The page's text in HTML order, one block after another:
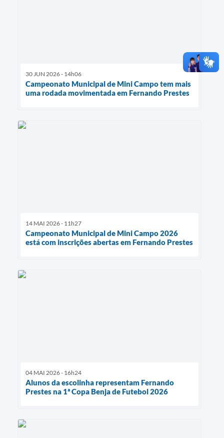
30 JUN 2026 - 14h06
Campeonato Municipal de Mini Campo tem mais
uma rodada movimentada em Fernando Prestes
14 MAI 2026 - 11h27
Campeonato Municipal de Mini Campo 2026
está com inscrições abertas em Fernando Prestes
04 MAI 2026 - 16h24
Alunos da escolinha representam Fernando
Prestes na 1ª Copa Benja de Futebol 2026